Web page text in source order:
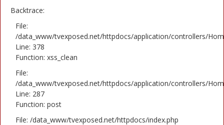
Backtrace:
File:
/data_www/tvexposed.net/httpdocs/application/controllers/
Line: 378
Function: xss_clean
File:
/data_www/tvexposed.net/httpdocs/application/controllers/
Line: 287
Function: post
File: /data_www/tvexposed.net/httpdocs/index.php
TV Serije
Filmovi
Glumci
Contact